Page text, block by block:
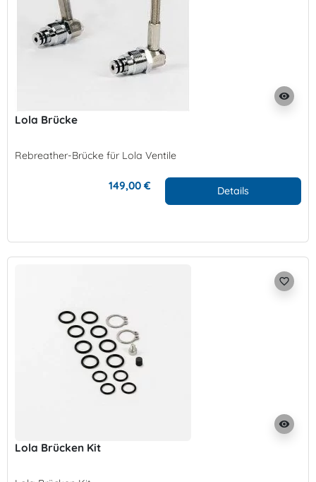
visibility
Lola Brücke
Rebreather-Brücke für Lola Ventile
149,00 € Details
visibility
favorite_border
Lola Brücken Kit